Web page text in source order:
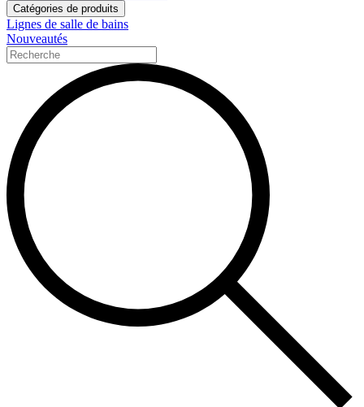
Catégories de produits
Lignes de salle de bains
Nouveautés